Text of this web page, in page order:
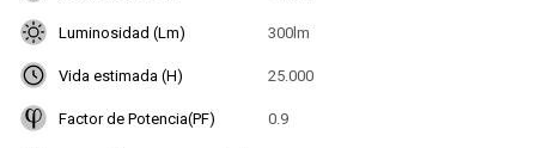
Luminosidad (Lm) 300lm
Vida estimada (H) 25.000
Factor de Potencia(PF) 0.9